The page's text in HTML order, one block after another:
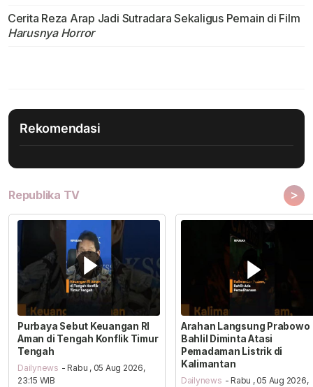
Cerita Reza Arap Jadi Sutradara Sekaligus Pemain di Film
Harusnya Horror
Rekomendasi
Republika TV >
Purbaya Sebut Keuangan RI
Aman di Tengah Konflik Timur
Tengah
Dailynews - Rabu , 05 Aug 2026,
23:15 WIB
Arahan Langsung Prabowo
Bahlil Diminta Atasi
Pemadaman Listrik di
Kalimantan
Dailynews - Rabu , 05 Aug 2026,